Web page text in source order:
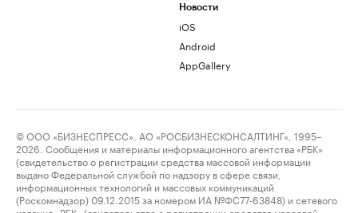
Новости
iOS
Android
AppGallery
© ООО «БИЗНЕСПРЕСС», АО «РОСБИЗНЕСКОНСАЛТИНГ», 1995–
2026. Сообщения и материалы информационного агентства «РБК»
(свидетельство о регистрации средства массовой информации
выдано Федеральной службой по надзору в сфере связи,
информационных технологий и массовых коммуникаций
(Роскомнадзор) 09.12.2015 за номером ИА №ФС77-63848) и сетевого